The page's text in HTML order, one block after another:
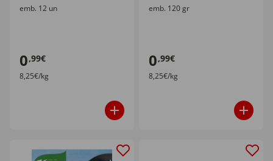
emb. 12 un
0,99€
8,25€/kg
emb. 120 gr
0,99€
8,25€/kg